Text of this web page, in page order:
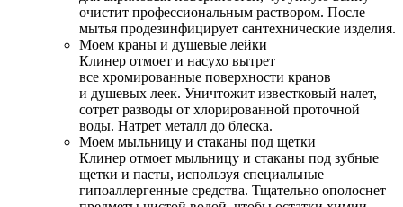
очистит профессиональным раствором. После
мытья продезинфицирует сантехнические изделия.
Моем краны и душевые лейки
Клинер отмоет и насухо вытрет
все хромированные поверхности кранов
и душевых леек. Уничтожит известковый налет,
сотрет разводы от хлорированной проточной
воды. Натрет металл до блеска.
Моем мыльницу и стаканы под щетки
Клинер отмоет мыльницу и стаканы под зубные
щетки и пасты, используя специальные
гипоаллергенные средства. Тщательно ополоснет